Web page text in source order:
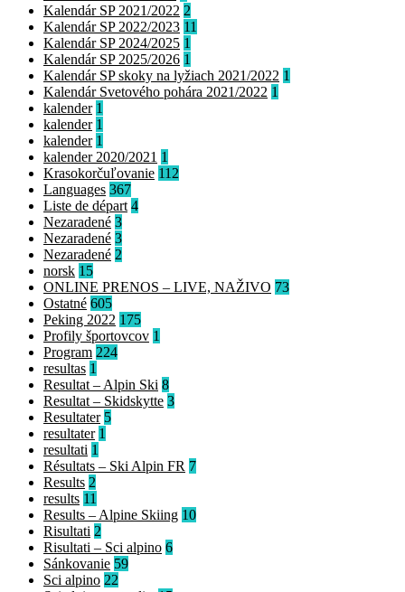
Kalendár SP 2021/2022 2
Kalendár SP 2022/2023 11
Kalendár SP 2024/2025 1
Kalendár SP 2025/2026 1
Kalendár SP skoky na lyžiach 2021/2022 1
Kalendár Svetového pohára 2021/2022 1
kalender 1
kalender 1
kalender 1
kalender 2020/2021 1
Krasokorčuľovanie 112
Languages 367
Liste de départ 4
Nezaradené 3
Nezaradené 3
Nezaradené 2
norsk 15
ONLINE PRENOS – LIVE, NAŽIVO 73
Ostatné 605
Peking 2022 175
Profily športovcov 1
Program 224
resultas 1
Resultat – Alpin Ski 8
Resultat – Skidskytte 3
Resultater 5
resultater 1
resultati 1
Résultats – Ski Alpin FR 7
Results 2
results 11
Results – Alpine Skiing 10
Risultati 2
Risultati – Sci alpino 6
Sánkovanie 59
Sci alpino 22